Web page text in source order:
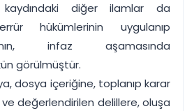
diğer ilamlar da
hükümlerinin uygulanıp
infaz aşamasında
görülmüştür.
dosya içeriğine, toplanıp karar
değerlendirilen delillere, oluşa